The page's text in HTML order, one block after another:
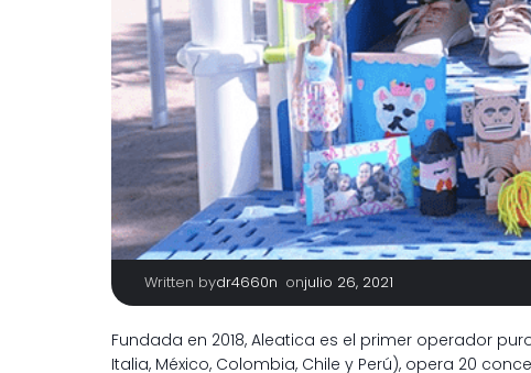
Written bydr4660n onjulio 26, 2021
Fundada en 2018, Aleatica es el primer operador
Italia, México, Colombia, Chile y Perú), opera 20